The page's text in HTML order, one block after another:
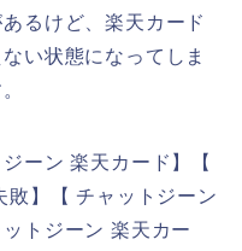
るけど、楽天カード
い状態になってしま
ーン 楽天カード】【
】【 チャットジーン
トジーン 楽天カー